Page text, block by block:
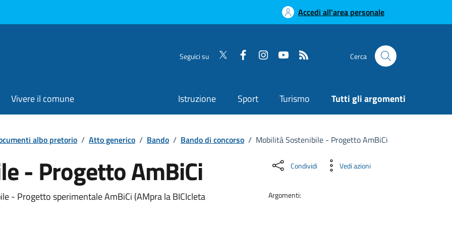
Accedi all'area personale
Seguici su Cerca
Vivere il comune Istruzione Sport Turismo Tutti gli argomenti
albo pretorio / Atto generico / Bando / Bando di concorso / Mobilità Sostenibile - Progetto AmBiCi
- Progetto AmBiCi
- Progetto sperimentale AmBiCi (AMpra la BICIcleta
Condividi Vedi azioni
Argomenti: